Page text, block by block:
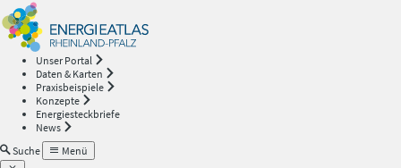
Unser Portal
Daten & Karten
Praxisbeispiele
Konzepte
Energiesteckbriefe
News
Suche
Menü